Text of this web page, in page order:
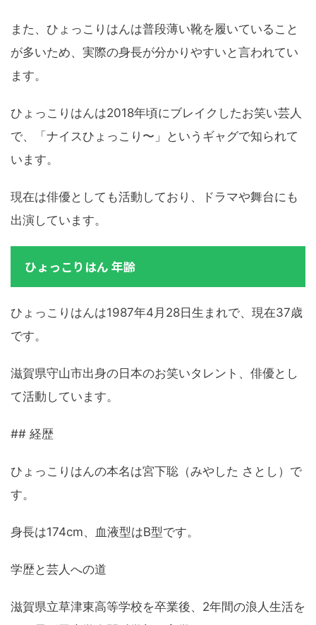
また、ひょっこりはんは普段薄い靴を履いていること
が多いため、実際の身長が分かりやすいと言われてい
ます。
ひょっこりはんは2018年頃にブレイクしたお笑い芸人
で、「ナイスひょっこり〜」というギャグで知られて
います。
現在は俳優としても活動しており、ドラマや舞台にも
出演しています。
ひょっこりはん 年齢
ひょっこりはんは1987年4月28日生まれで、現在37歳
です。
滋賀県守山市出身の日本のお笑いタレント、俳優とし
て活動しています。
## 経歴
ひょっこりはんの本名は宮下聡（みやした さとし）で
す。
身長は174cm、血液型はB型です。
学歴と芸人への道
滋賀県立草津東高等学校を卒業後、2年間の浪人生活を